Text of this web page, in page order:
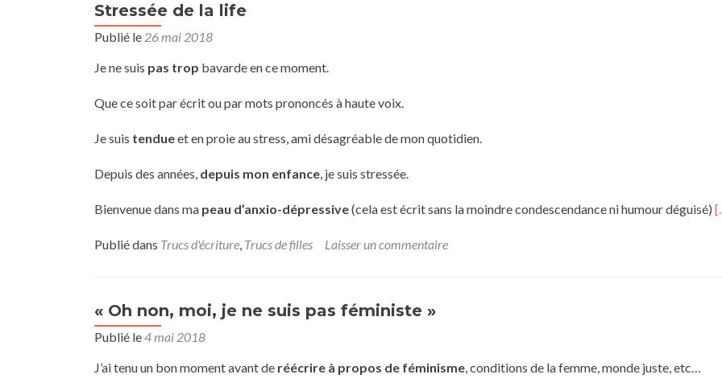
Stressée de la life
Publié le 26 mai 2018
Je ne suis pas trop bavarde en ce moment.
Que ce soit par écrit ou par mots prononcés à haute voix.
Je suis tendueet en proie au stress, ami désagréable de mon quotidien.
Depuis des années, depuis mon enfance, je suis stressée.
Bienvenue dans ma peau d’anxio-dépressive(cela est écrit sans la moindre condescendance ni humour déguisé)
Publié dans Trucs d'écriture, Trucs de filles Laisser un commentaire
« Oh non, moi, je ne suis pas féministe »
Publié le4 mai 2018
J’ai tenu un bon moment avant de réécrire à propos de féminisme, conditions de la femme, monde juste, etc…